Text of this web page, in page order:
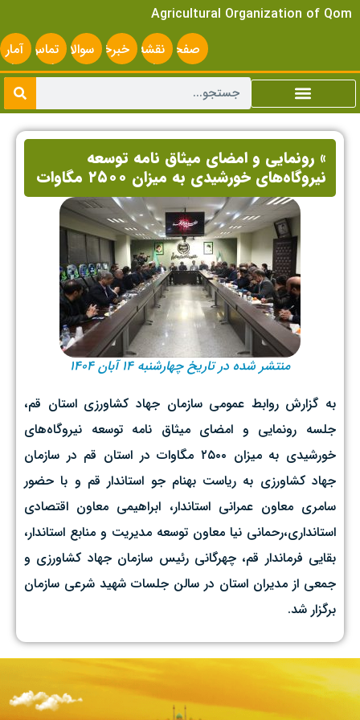
Agricultural Organization of Qom
صفحه
اصلی
نقشه
سایت
خبرخوانسوالات
متداول
تماس
با ما
آمار
» رونمایی و امضای میثاق نامه توسعه
نیروگاه‌های خورشیدی به میزان ۲۵۰۰ مگاوات
منتشر شده در تاریخ چهارشنبه ۱۴ آبان ۱۴۰۴
به گزارش روابط عمومی سازمان جهاد کشاورزی استان قم،
جلسه رونمایی و امضای میثاق نامه توسعه نیروگاه‌های
خورشیدی به میزان ۲۵۰۰ مگاوات در استان قم در سازمان
جهاد کشاورزی به ریاست بهنام جو استاندار قم و با حضور
سامری معاون عمرانی استاندار، ابراهیمی معاون اقتصادی
استانداری،رحمانی نیا معاون توسعه مدیریت و منابع استاندار،
بقایی فرماندار قم، چهرگانی رئیس سازمان جهاد کشاورزی و
جمعی از مدیران استان در سالن جلسات شهید شرعی سازمان
برگزار شد.